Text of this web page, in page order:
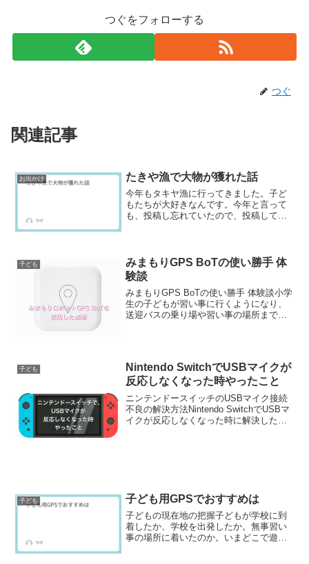
つぐをフォローする
つぐ
関連記事
お出かけ たきや漁で大物が獲れた話
今年もタキヤ漁に行ってきました。子ど
もたちが大好きなんです。今年と言って
も、投稿し忘れていたので、投稿してい
れており、断念する予...
子ども
みまもりGPS BoTの使い勝手 体
験談
みまもりGPS BoTの使い勝手 体験談小学
生の子どもが習い事に行くようになり、
送迎バスの乗り場や習い事の場所まで無
子ども
Nintendo SwitchでUSBマイクが
反応しなくなった時やったこと
ニンテンドースイッチのUSBマイク接続
不良の解決方法Nintendo SwitchでUSBマ
イクが反応しなくなった時に解決した方
子ども 子ども用GPSでおすすめは
子どもの現在地の把握子どもが学校に到
着したか、学校を出発したか。無事習い
事の場所に着いたのか。いまどこで遊ん